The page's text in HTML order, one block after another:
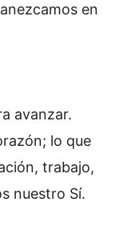
en
avanzar.
lo que
trabajo,
nuestro Sí.